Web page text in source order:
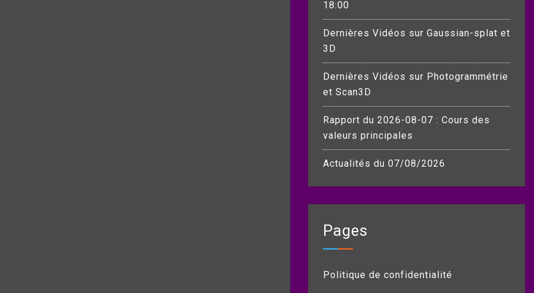
18:00
Dernières Vidéos sur Gaussian-splat et
3D
Dernières Vidéos sur Photogrammétrie
et Scan3D
Rapport du 2026-08-07 : Cours des
valeurs principales
Actualités du 07/08/2026
Pages
Politique de confidentialité